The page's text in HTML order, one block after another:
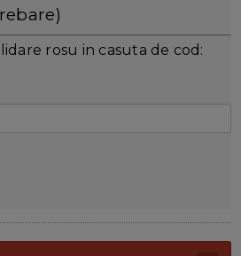
rosu in casuta de cod: